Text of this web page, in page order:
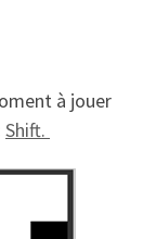
à jouer
Shift.